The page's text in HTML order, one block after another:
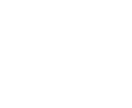
ついて、同6月１
といいます。）の
続けて参りまし